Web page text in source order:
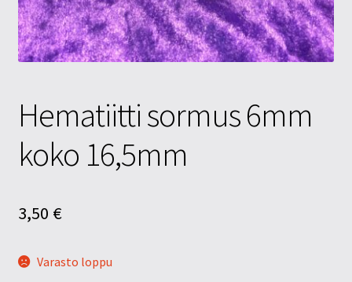
Tietosuojaseloste
Tuotteet
Hematiitti sormus 6mm
koko 16,5mm
3,50 €
Varasto loppu